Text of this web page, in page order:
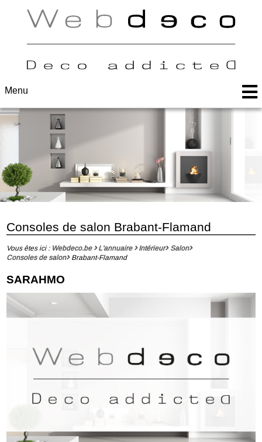
Menu
Consoles de salon Brabant-Flamand
Vous êtes ici : Webdeco.be L'annuaire Intérieur
Salon
Consoles de salon
Brabant-Flamand
SARAHMO